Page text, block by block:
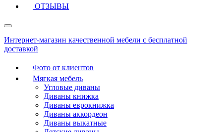
ОТЗЫВЫ
Интернет-магазин качественной мебели с бесплатной
доставкой
Фото от клиентов
Мягкая мебель
Угловые диваны
Диваны книжка
Диваны еврокнижка
Диваны аккордеон
Диваны выкатные